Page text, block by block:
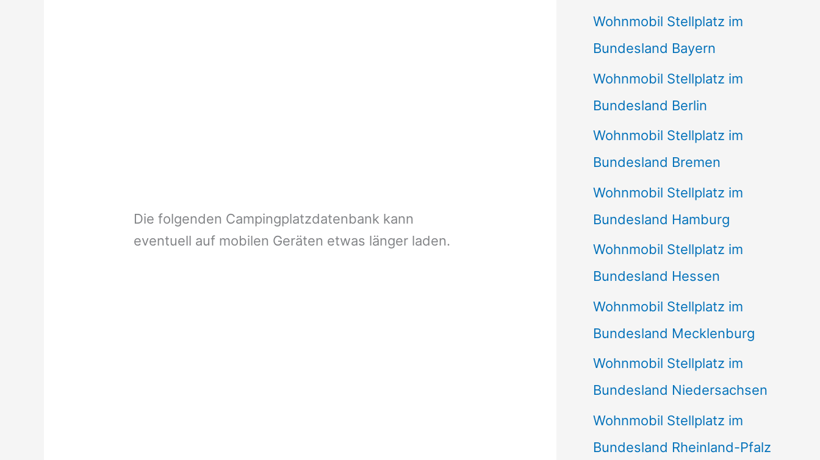
Die folgenden Campingplatzdatenbank kann
eventuell auf mobilen Geräten etwas länger laden.
Wohnmobil Stellplatz im
Bundesland Bayern
Wohnmobil Stellplatz im
Bundesland Berlin
Wohnmobil Stellplatz im
Bundesland Bremen
Wohnmobil Stellplatz im
Bundesland Hamburg
Wohnmobil Stellplatz im
Bundesland Hessen
Wohnmobil Stellplatz im
Bundesland Mecklenburg
Wohnmobil Stellplatz im
Bundesland Niedersachsen
Wohnmobil Stellplatz im
Bundesland Rheinland-Pfalz